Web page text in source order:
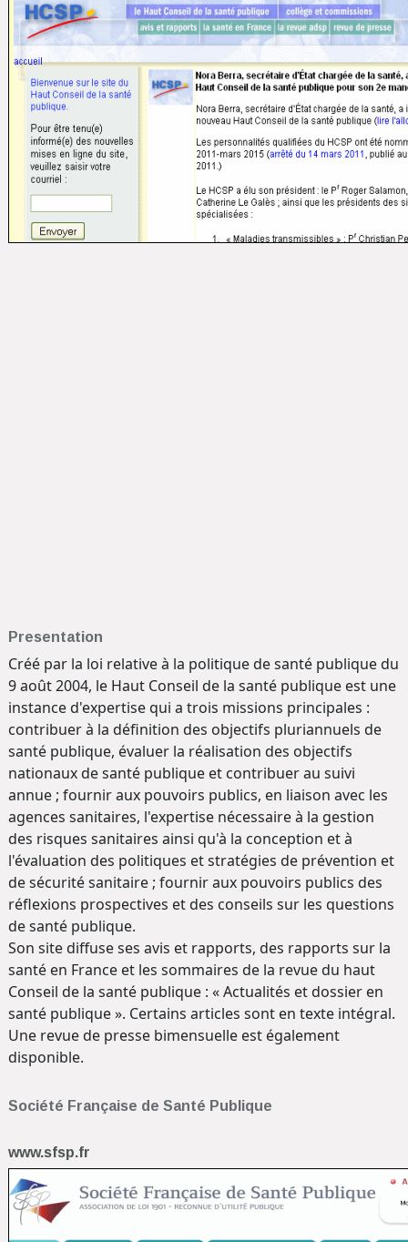
Presentation
Créé par la loi relative à la politique de santé publique du
9 août 2004, le Haut Conseil de la santé publique est une
instance d'expertise qui a trois missions principales :
contribuer à la définition des objectifs pluriannuels de
santé publique, évaluer la réalisation des objectifs
nationaux de santé publique et contribuer au suivi
annue ; fournir aux pouvoirs publics, en liaison avec les
agences sanitaires, l'expertise nécessaire à la gestion
des risques sanitaires ainsi qu'à la conception et à
l'évaluation des politiques et stratégies de prévention et
de sécurité sanitaire ; fournir aux pouvoirs publics des
réflexions prospectives et des conseils sur les questions
de santé publique.
Son site diffuse ses avis et rapports, des rapports sur la
santé en France et les sommaires de la revue du haut
Conseil de la santé publique : « Actualités et dossier en
santé publique ». Certains articles sont en texte intégral.
Une revue de presse bimensuelle est également
disponible.
Société Française de Santé Publique
www.sfsp.fr